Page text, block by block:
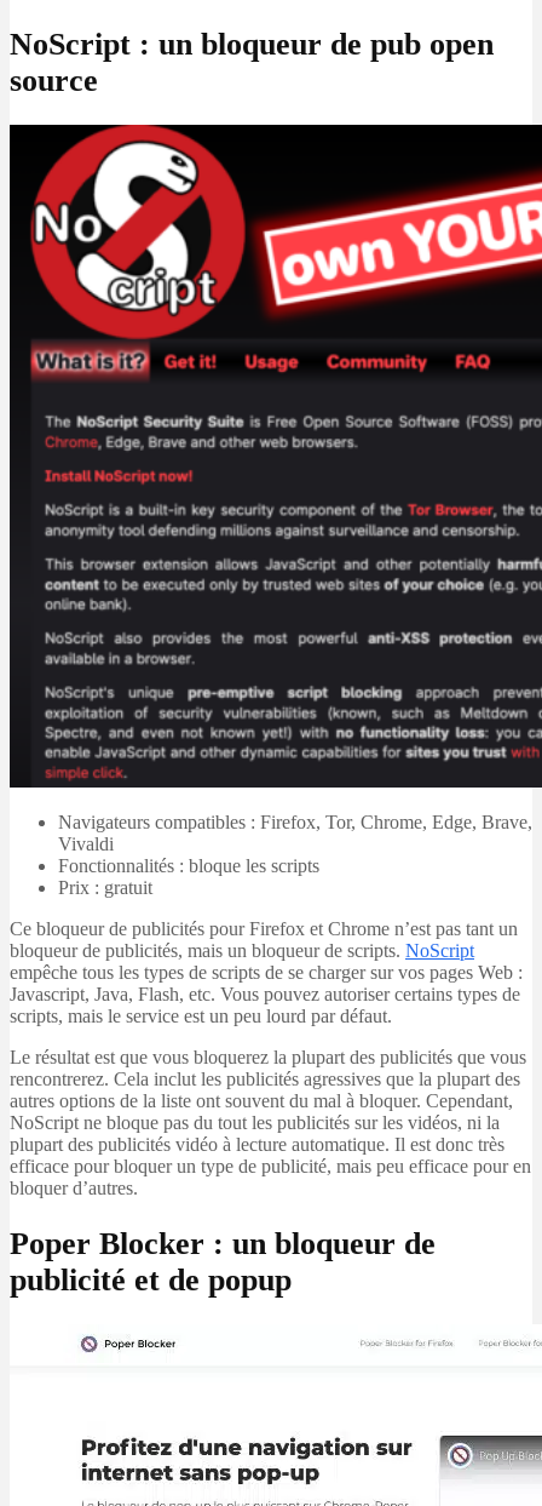
NoScript : un bloqueur de pub open
source
Navigateurs compatibles : Firefox, Tor, Chrome, Edge, Brave,
Vivaldi
Fonctionnalités : bloque les scripts
Prix : gratuit
Ce bloqueur de publicités pour Firefox et Chrome n’est pas tant un
bloqueur de publicités, mais un bloqueur de scripts. NoScript
empêche tous les types de scripts de se charger sur vos pages Web :
Javascript, Java, Flash, etc. Vous pouvez autoriser certains types de
scripts, mais le service est un peu lourd par défaut.
Le résultat est que vous bloquerez la plupart des publicités que vous
rencontrerez. Cela inclut les publicités agressives que la plupart des
autres options de la liste ont souvent du mal à bloquer. Cependant,
NoScript ne bloque pas du tout les publicités sur les vidéos, ni la
plupart des publicités vidéo à lecture automatique. Il est donc très
efficace pour bloquer un type de publicité, mais peu efficace pour en
bloquer d’autres.
Poper Blocker : un bloqueur de
publicité et de popup